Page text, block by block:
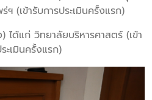
(เข้ารับการประเมินครั้งแรก)
ได้แก่ วิทยาลัยบริหารศาสตร์ (เข้า
ะเมินครั้งแรก)